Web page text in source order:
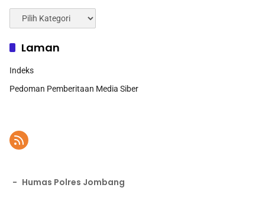
Kategori
Laman
Indeks
Pedoman Pemberitaan Media Siber
- Humas Polres Jombang